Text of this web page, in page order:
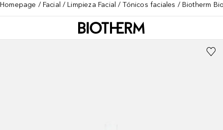
Homepage Facial Limpieza Facial Tónicos faciales Biotherm